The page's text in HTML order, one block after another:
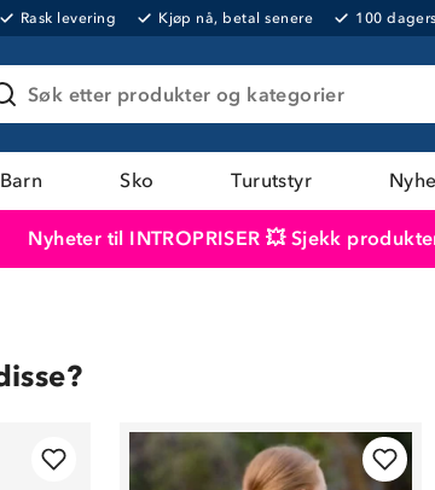
Rask levering Kjøp nå, betal senere 100
Søk etter produkter og kategorier
Barn Sko Turutstyr
Nyheter til INTROPRISER 💥 Sjekk